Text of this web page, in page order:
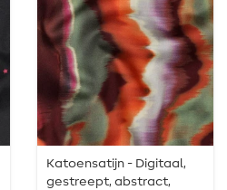
Katoensatijn - Digitaal,
gestreept, abstract,